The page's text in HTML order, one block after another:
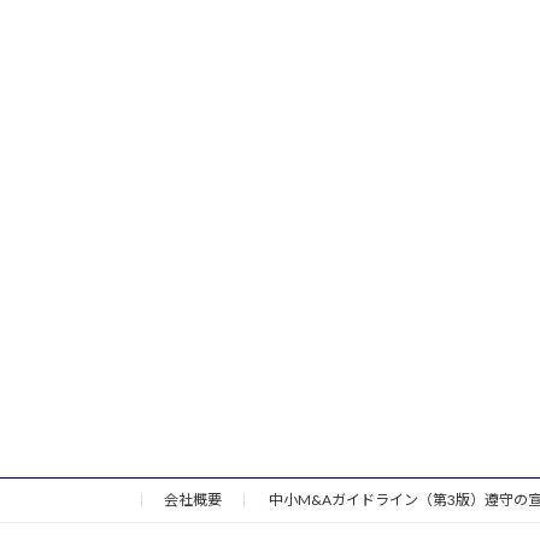
会社概要 中小M&Aガイドライン（第3版）遵守の